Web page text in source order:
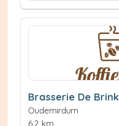
Brasserie De Brink
Oudemirdum
6.2 km